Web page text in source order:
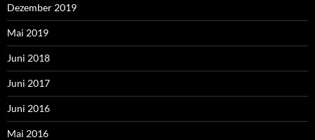
Dezember 2019
Mai 2019
Juni 2018
Juni 2017
Juni 2016
Mai 2016